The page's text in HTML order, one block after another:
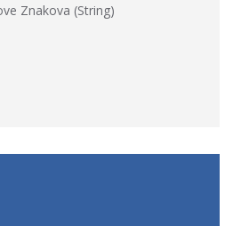
Znakova (String)